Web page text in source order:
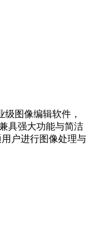
级图像编辑软件‌，
具强大功能与简洁
户进行图像处理与